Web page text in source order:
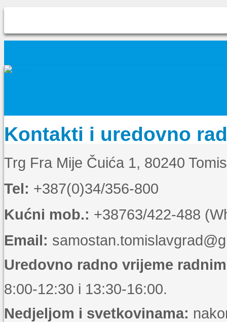
Kontakti i uredovno
Trg Fra Mije Čuića 1, 80240
Tel: +387(0)34/356-800
Kućni mob.: +38763/422-488
Email:
Uredovno radno vrijeme
8:00-12:30 i 13:30-16:00.
Nedjeljom i svetkovinama: